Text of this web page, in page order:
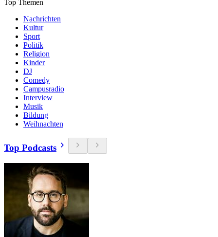
Top Themen
Nachrichten
Kultur
Sport
Politik
Religion
Kinder
DJ
Comedy
Campusradio
Interview
Musik
Bildung
Weihnachten
Top Podcasts